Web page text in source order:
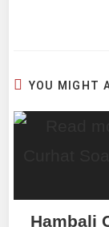
YOU MIGHT
Hambali